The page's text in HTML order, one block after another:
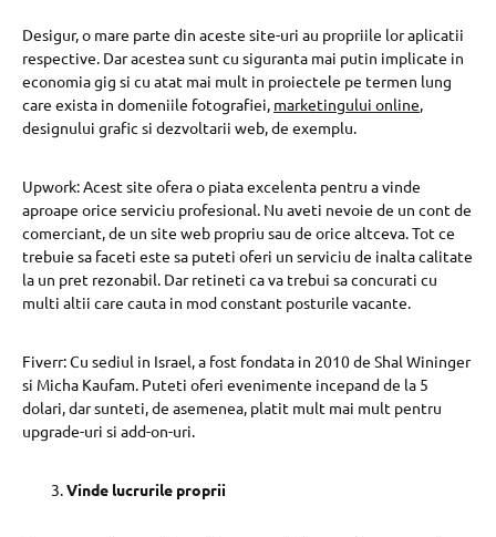
Desigur, o mare parte din aceste site-uri au propriile lor aplicatii
respective. Dar acestea sunt cu siguranta mai putin implicate in
economia gig si cu atat mai mult in proiectele pe termen lung
care exista in domeniile fotografiei, marketingului online,
designului grafic si dezvoltarii web, de exemplu.
Upwork: Acest site ofera o piata excelenta pentru a vinde
aproape orice serviciu profesional. Nu aveti nevoie de un cont de
comerciant, de un site web propriu sau de orice altceva. Tot ce
trebuie sa faceti este sa puteti oferi un serviciu de inalta calitate
la un pret rezonabil. Dar retineti ca va trebui sa concurati cu
multi altii care cauta in mod constant posturile vacante.
Fiverr: Cu sediul in Israel, a fost fondata in 2010 de Shal Wininger
si Micha Kaufam. Puteti oferi evenimente incepand de la 5
dolari, dar sunteti, de asemenea, platit mult mai mult pentru
upgrade-uri si add-on-uri.
Vinde lucrurile proprii